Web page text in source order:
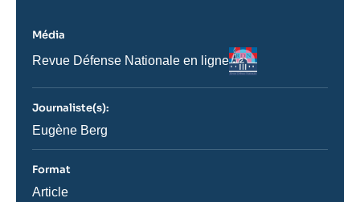
Média
Nom
journal,
ou
émission
Revue Défense Nationale en ligne
Logo
Journaliste(s):
Journaliste
Eugène Berg
Format
Catégorie
Article